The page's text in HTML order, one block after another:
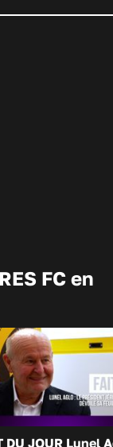
FC en
DU JOUR Lunel